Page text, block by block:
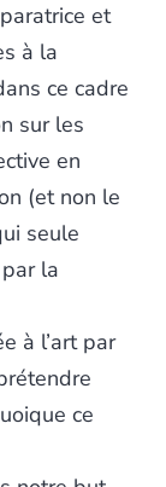
et
à la
ce cadre
sur les
en
(et non le
seule
la
à l’art par
ce